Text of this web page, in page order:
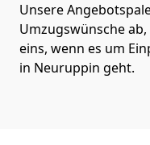
Unsere
Umzugswünsche
eins, wenn es um
in Neuruppin geht.